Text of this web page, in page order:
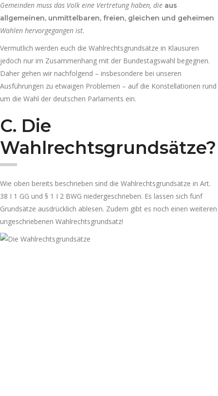
Gemeinden muss das Volk eine Vertretung haben, die aus
allgemeinen, unmittelbaren, freien, gleichen und geheimen
Wahlen hervorgegangen ist.
Vermutlich werden euch die Wahlrechtsgrundsätze in Klausuren
jedoch nur im Zusammenhang mit der Bundestagswahl begegnen.
Daher gehen wir nachfolgend – insbesondere bei unseren
Ausführungen zu etwaigen Problemen – auf die Konstellationen rund
um die Wahl der deutschen Parlaments ein.
C. Die
Wahlrechtsgrundsätze?
Wie oben bereits beschrieben sind die Wahlrechtsgrundsätze in Art.
38 I 1 GG und § 1 I 2 BWG niedergeschrieben. Es lassen sich fünf
Grundsätze ausdrücklich ablesen. Zudem gibt es noch einen weiteren
ungeschriebenen Wahlrechtsgrundsatz!